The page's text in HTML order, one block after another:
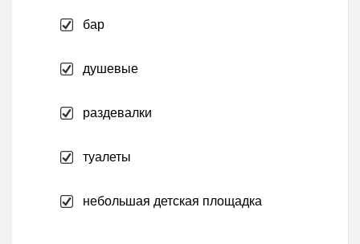
бар
душевые
раздевалки
туалеты
небольшая детская площадка